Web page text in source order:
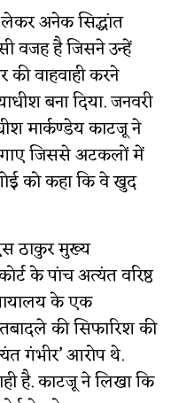
अनेक सिद्धांत
वजह है जिसने उन्हें
की वाहवाही करने
बना दिया. जनवरी
मार्कण्डेय काटजू ने
जिससे अटकलों में
को कहा कि वे खुद
ठाकुर मुख्य
के पांच अत्यंत वरिष्ठ
के एक
की सिफारिश की
गंभीर’ आरोप थे.
है. काटजू ने लिखा कि